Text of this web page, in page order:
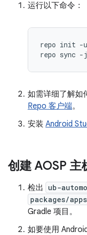
运行以下命令：
repo init -u
repo sync -
如需详细了解如
Repo 客户端。
安装 Android
创建 AOSP 主
检出 ub-
packages/
Gradle 项目。
如要使用